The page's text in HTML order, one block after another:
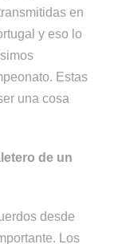
en
y eso lo
Estas
una cosa
de un
desde
Los